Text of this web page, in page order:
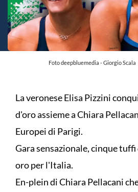
Foto deepbluemedia - Giorgio Scala
La veronese Elisa Pizzini
d'oro assieme a Chiara
Europei di Parigi.
Gara sensazionale, cinque
oro per l'Italia.
En-plein di Chiara Pellacani